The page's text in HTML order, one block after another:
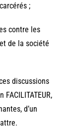
;
contre les
de la société
discussions
d’un